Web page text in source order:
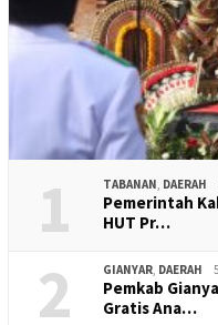
1 TABANAN DAERAH
Pemerintah
HUT Pr…
2 GIANYAR DAERAH
Pemkab
Gratis Ana…